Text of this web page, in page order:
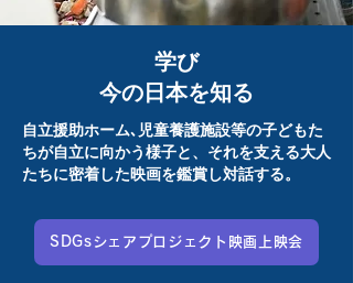
学び
今の日本を知る
​自立援助ホーム､児童養護施設等の子どもた
ちが自立に向かう様子と、それを支える大人
たちに密着した映画を鑑賞し対話する。
SDGsシェアプロジェクト映画上映会